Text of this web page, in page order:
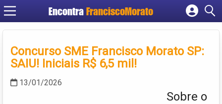
Encontra FranciscoMorato
Cadastrar empresa
Criar conta
Concurso SME Francisco Morato SP:
SAIU! Iniciais R$ 6,5 mil!
13/01/2026
Sobre o